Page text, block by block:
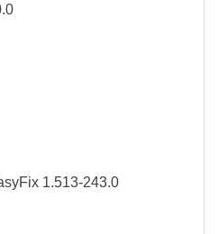
1.513-243.0